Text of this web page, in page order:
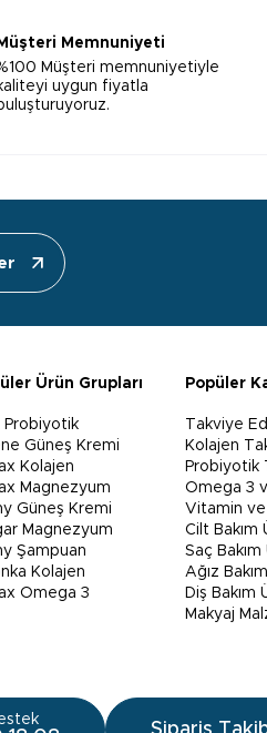
Müşteri Memnuniyeti
Müşteri memnuniyetiyle
uygun fiyatla
Ürün Grupları
Probiyotik
Güneş Kremi
Kolajen
Magnezyum
Güneş Kremi
Magnezyum
Şampuan
Kolajen
Omega 3
Popüler
Takviye
Kolajen
Probiyotik
Omega 3
Vitamin
Cilt Bakım
Saç Bakım
Ağız
Diş Bakım
Makyaj